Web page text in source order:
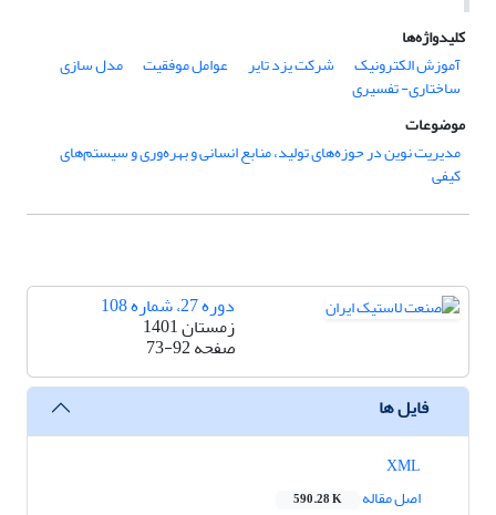
کلیدواژه‌ها
آموزش الکترونیک
شرکت یزد تایر عوامل موفقیت مدل سازی
ساختاری- تفسیری
موضوعات
مدیریت نوین در حوزه‌های تولید، منابع انسانی و بهره‌وری و سیستم‌های
کیفی
دوره 27، شماره 108
زمستان 1401
صفحه73-92
فایل ها
اصل مقاله
590.28 K